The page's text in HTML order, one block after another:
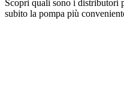
Scopri quali sono i distributori
subito la pompa più